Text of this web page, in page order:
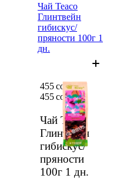
Чай Teaco
Глинтвейн
гибискус/
пряности 100г 1
дн.
Чай Teaco
Глинтвейн
гибискус/
пряности
100г 1 дн.
455 сом
455 сом